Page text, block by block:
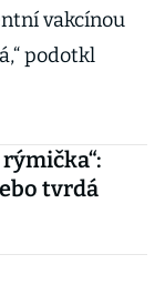
vakcínou
podotkl
tvrdá